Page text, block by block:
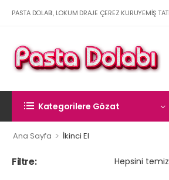
PASTA DOLABI, LOKUM DRAJE ÇEREZ KURUYEMIŞ
Kategorilere Gözat
Ana Sayfa > İkinci El
Filtre: Hepsini